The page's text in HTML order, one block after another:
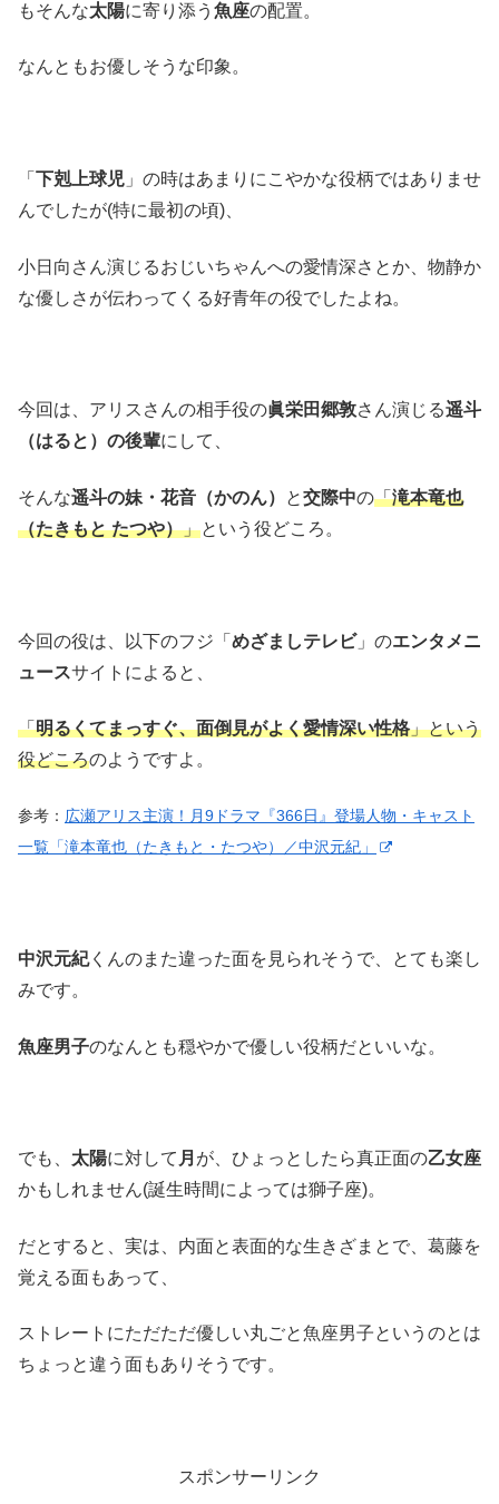
もそんな太陽に寄り添う 魚座の配置。
なんともお優しそうな印象。
「 下剋上球児 」の時はあまりにこやかな役柄ではありませ
んでしたが(特に最初の頃)、
小日向さん演じるおじいちゃんへの愛情深さとか、物静か
な優しさが伝わってくる好青年の役でしたよね。
今回は、アリスさんの相手役の眞栄田郷敦さん演じる遥斗
（はると）の後輩にして、
そんな遥斗の妹・花音（かのん） と交際中の「滝本竜也
（たきもと たつや）」という役どころ。
今回の役は、以下のフジ「 めざましテレビ」のエンタメニ
ュースサイトによると、
「明るくてまっすぐ、面倒見がよく愛情深い性格」という
役どころのようですよ。
参考： 広瀬アリス主演！月9ドラマ『366日』登場人物・キャスト
一覧「滝本竜也（たきもと・たつや）／中沢元紀」
中沢元紀くんのまた違った面を見られそうで、とても楽し
みです。
魚座男子のなんとも穏やかで優しい役柄だといいな。
でも、 太陽に対して 月 が、ひょっとしたら真正面の乙女座
かもしれません(誕生時間によっては獅子座)。
だとすると、実は、内面と表面的な生きざまとで、葛藤を
覚える面もあって、
ストレートにただただ優しい丸ごと魚座男子というのとは
ちょっと違う面もありそうです。
スポンサーリンク